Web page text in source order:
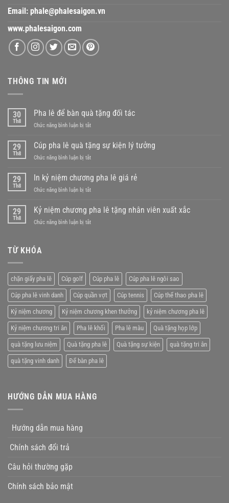
Email: phale@phalesaigon.vn
www.phalesaigon.com
THÔNG TIN MỚI
30
Th8
Pha lê để bàn quà tặng đối tác
Chức năng bình luận bị tắtở
lê
bàn
tặng
29
Th8
Cúp pha lê quà tặng sự kiện lý tưởng
Chức năng bình luận bị tắtở
pha
lê
quà
sự
29
Th8
In kỷ niệm chương pha lê giá rẻ
Chức năng bình luận bị tắtở
kỷ
chương
29
Th8
Kỷ niệm chương pha lê tặng nhân viên xuất xắc
Chức năng bình luận bị tắtở
tặng
nhân
viên
xuất
xắc
TỪ KHÓA
chặn giấy pha lê Cúp golf Cúp pha lê Cúp pha lê ngôi sao
Cúp pha lê vinh danh Cúp quần vợt Cúp tennis Cúp thể thao pha lê
Kỷ niệm chương Kỷ niệm chương khen thưởng kỷ niệm chương pha lê
Kỷ niệm chương tri ân Pha lê khối Pha lê màu Quà tặng họp lớp
quà tặng lưu niệm Quà tặng pha lê Quà tặng sự kiện quà tặng tri ân
quà tặng vinh danh Để bàn pha lê
HƯỚNG DẪN MUA HÀNG
Hướng dẫn mua hàng
Chính sách đổi trả
Câu hỏi thường gặp
Chính sách bảo mật